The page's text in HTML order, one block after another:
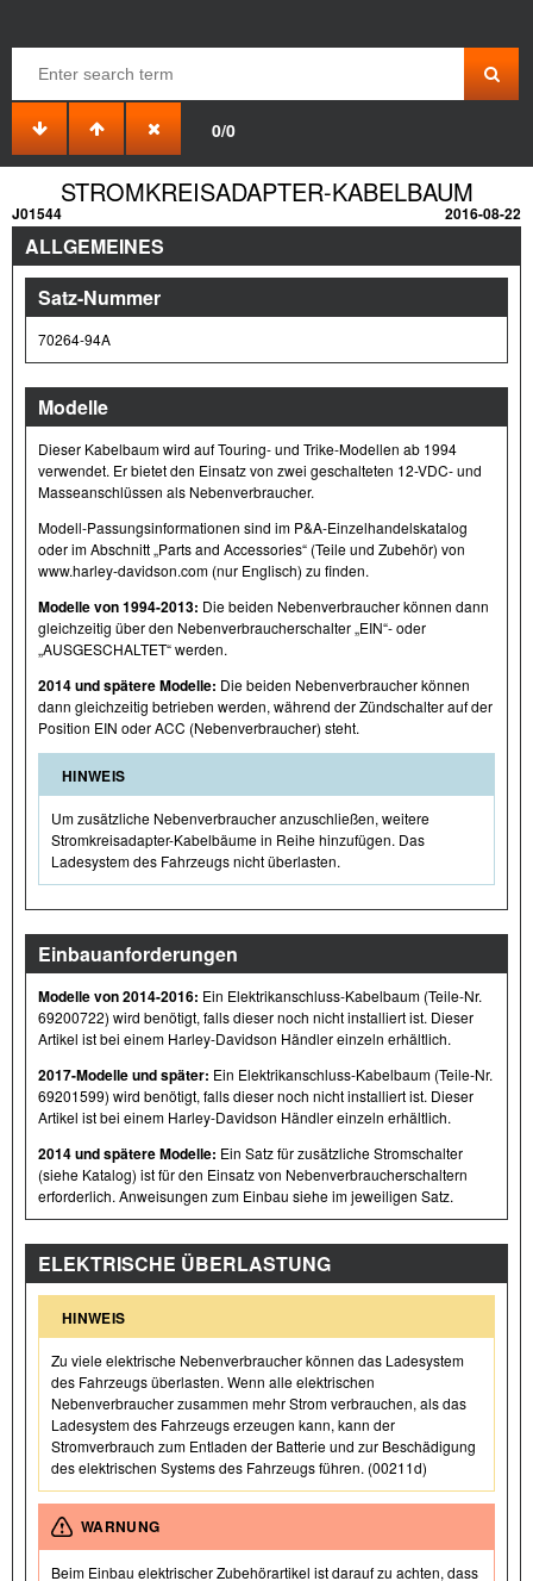
0/0
STROMKREISADAPTER-KABELBAUM
J01544 2016-08-22
ALLGEMEINES
Satz-Nummer
70264-94A
Modelle
Dieser Kabelbaum wird auf Touring- und Trike-Modellen ab 1994
verwendet. Er bietet den Einsatz von zwei geschalteten 12-VDC- und
Masseanschlüssen als Nebenverbraucher.
Modell-Passungsinformationen sind im P&A-Einzelhandelskatalog
oder im Abschnitt „Parts and Accessories“ (Teile und Zubehör) von
www.harley-davidson.com (nur Englisch) zu finden.
Modelle von 1994-2013: Die beiden Nebenverbraucher können dann
gleichzeitig über den Nebenverbraucherschalter „EIN“- oder
„AUSGESCHALTET“ werden.
2014 und spätere Modelle: Die beiden Nebenverbraucher können
dann gleichzeitig betrieben werden, während der Zündschalter auf der
Position EIN oder ACC (Nebenverbraucher) steht.
HINWEIS
Um zusätzliche Nebenverbraucher anzuschließen, weitere
Stromkreisadapter-Kabelbäume in Reihe hinzufügen. Das
Ladesystem des Fahrzeugs nicht überlasten.
Einbauanforderungen
Modelle von 2014-2016: Ein Elektrikanschluss-Kabelbaum (Teile-Nr.
69200722) wird benötigt, falls dieser noch nicht installiert ist. Dieser
Artikel ist bei einem Harley-Davidson Händler einzeln erhältlich.
2017-Modelle und später: Ein Elektrikanschluss-Kabelbaum (Teile-Nr.
69201599) wird benötigt, falls dieser noch nicht installiert ist. Dieser
Artikel ist bei einem Harley-Davidson Händler einzeln erhältlich.
2014 und spätere Modelle: Ein Satz für zusätzliche Stromschalter
(siehe Katalog) ist für den Einsatz von Nebenverbraucherschaltern
erforderlich. Anweisungen zum Einbau siehe im jeweiligen Satz.
ELEKTRISCHE ÜBERLASTUNG
HINWEIS
Zu viele elektrische Nebenverbraucher können das Ladesystem
des Fahrzeugs überlasten. Wenn alle elektrischen
Nebenverbraucher zusammen mehr Strom verbrauchen, als das
Ladesystem des Fahrzeugs erzeugen kann, kann der
Stromverbrauch zum Entladen der Batterie und zur Beschädigung
des elektrischen Systems des Fahrzeugs führen. (00211d)
WARNUNG
Beim Einbau elektrischer Zubehörartikel ist darauf zu achten, dass